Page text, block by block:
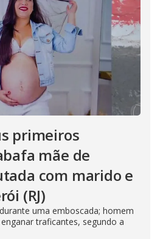
primeiros
mãe de
com marido e
(RJ)
uma emboscada; homem
traficantes, segundo a